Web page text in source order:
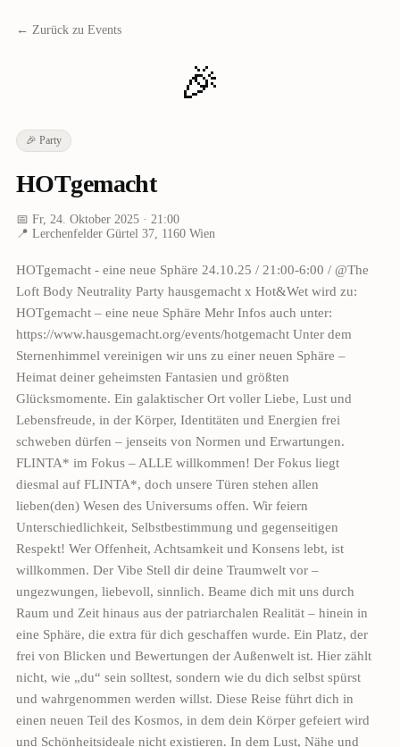
← Zurück zu Events
🎉
🎉 Party
HOTgemacht
📅 Fr, 24. Oktober 2025· 21:00
📍 Lerchenfelder Gürtel 37, 1160 Wien
HOTgemacht - eine neue Sphäre 24.10.25 / 21:00-6:00 / @The
Loft Body Neutrality Party hausgemacht x Hot&Wet wird zu:
HOTgemacht – eine neue Sphäre Mehr Infos auch unter:
https://www.hausgemacht.org/events/hotgemacht Unter dem
Sternenhimmel vereinigen wir uns zu einer neuen Sphäre –
Heimat deiner geheimsten Fantasien und größten
Glücksmomente. Ein galaktischer Ort voller Liebe, Lust und
Lebensfreude, in der Körper, Identitäten und Energien frei
schweben dürfen – jenseits von Normen und Erwartungen.
FLINTA* im Fokus – ALLE willkommen! ‍Der Fokus liegt
diesmal auf FLINTA*, doch unsere Türen stehen allen
lieben(den) Wesen des Universums offen. Wir feiern
Unterschiedlichkeit, Selbstbestimmung und gegenseitigen
Respekt! Wer Offenheit, Achtsamkeit und Konsens lebt, ist
willkommen. Der Vibe Stell dir deine Traumwelt vor –
ungezwungen, liebevoll, sinnlich. Beame dich mit uns durch
Raum und Zeit hinaus aus der patriarchalen Realität – hinein in
eine Sphäre, die extra für dich geschaffen wurde. Ein Platz, der
frei von Blicken und Bewertungen der Außenwelt ist. Hier zählt
nicht, wie „du“ sein solltest, sondern wie du dich selbst spürst
und wahrgenommen werden willst. Diese Reise führt dich in
einen neuen Teil des Kosmos, in dem dein Körper gefeiert wird
und Schönheitsideale nicht existieren. In dem Lust, Nähe und